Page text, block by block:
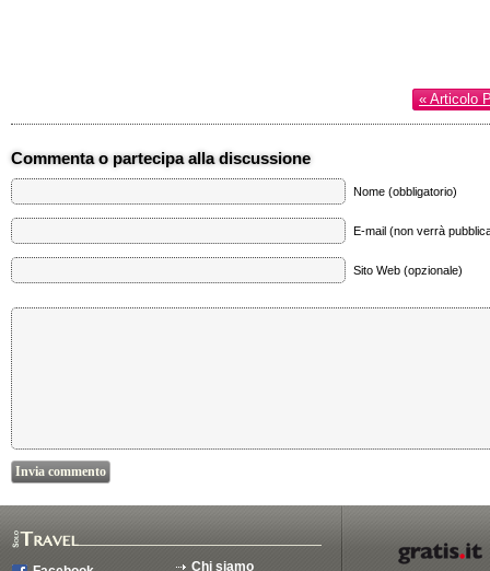
« Articolo
Commenta o partecipa alla discussione
Nome (obbligatorio)
E-mail (non verrà
Sito Web (opzionale)
Chi siamo